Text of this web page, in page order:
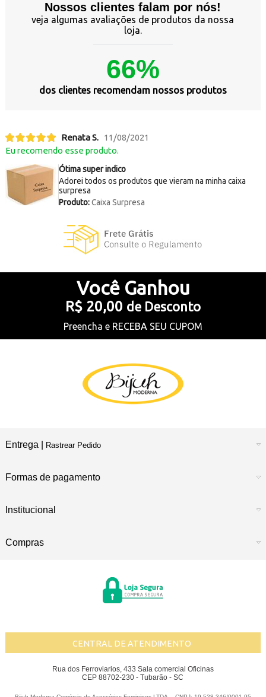
Nossos clientes falam por nós!
veja algumas avaliações de produtos da nossa
loja.
66%
dos clientes recomendam nossos produtos
Renata S. 11/08/2021
Eu recomendo esse produto.
Ótima super indico
Adorei todos os produtos que vieram na minha caixa
surpresa
Produto:Caixa Surpresa
Você Ganhou
R$ 20,00 de Desconto
Preencha e RECEBA SEU CUPOM
Entrega | Rastrear Pedido
Formas de pagamento
Institucional
Compras
CENTRAL DE ATENDIMENTO
Rua dos Ferroviarios, 433 Sala comercial Oficinas
CEP 88702-230 - Tubarão - SC